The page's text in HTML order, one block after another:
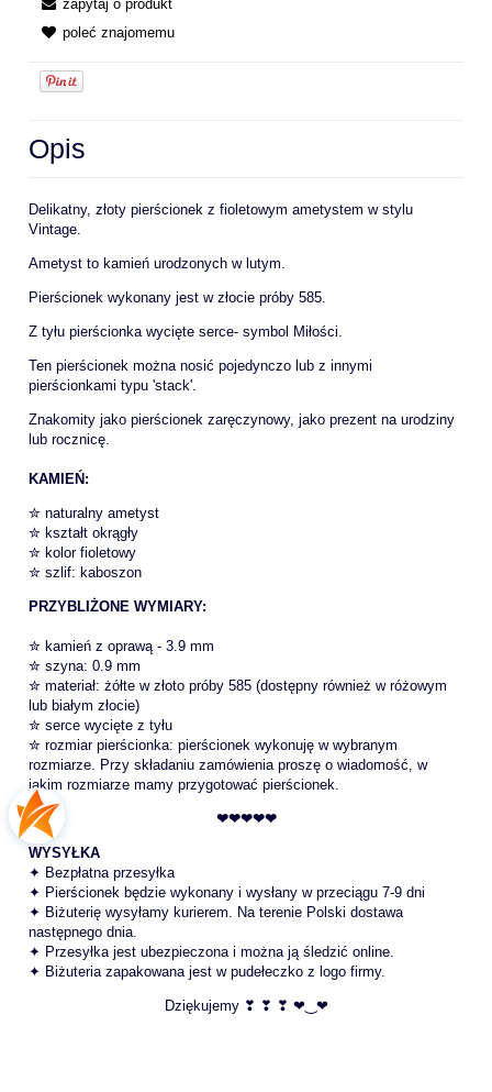
zapytaj o produkt
poleć znajomemu
Opis
Delikatny, złoty pierścionek z fioletowym ametystem w stylu
Vintage.
Ametyst to kamień urodzonych w lutym.
Pierścionek wykonany jest w złocie próby 585.
Z tyłu pierścionka wycięte serce- symbol Miłości.
Ten pierścionek można nosić pojedynczo lub z innymi
pierścionkami typu 'stack'.
Znakomity jako pierścionek zaręczynowy, jako prezent na urodziny
lub rocznicę.
KAMIEŃ:
✮ naturalny ametyst
✮ kształt okrągły
✮ kolor fioletowy
✮ szlif: kaboszon
PRZYBLIŻONE WYMIARY:
✮ kamień z oprawą - 3.9 mm
✮ szyna: 0.9 mm
✮ materiał: żółte w złoto próby 585 (dostępny również w różowym
lub białym złocie)
✮ serce wycięte z tyłu
✮ rozmiar pierścionka: pierścionek wykonuję w wybranym
rozmiarze. Przy składaniu zamówienia proszę o wiadomość, w
jakim rozmiarze mamy przygotować pierścionek.
❤❤❤❤❤
WYSYŁKA
✦ Bezpłatna przesyłka
✦ Pierścionek będzie wykonany i wysłany w przeciągu 7-9 dni
✦ Biżuterię wysyłamy kurierem. Na terenie Polski dostawa
następnego dnia.
✦ Przesyłka jest ubezpieczona i można ją śledzić online.
✦ Biżuteria zapakowana jest w pudełeczko z logo firmy.
Dziękujemy ❣ ❣ ❣ ❤‿❤